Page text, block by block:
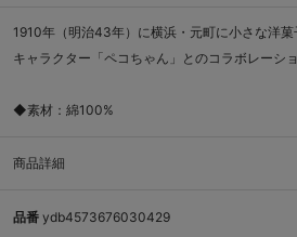
1910年（明治43年）に横浜・元町に小さな洋
キャラクター「ペコちゃん」とのコラボレーシ
◆素材：綿100%
商品詳細
品番 ydb4573676030429